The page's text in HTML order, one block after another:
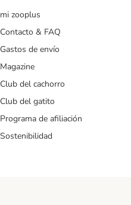
mi zooplus
Contacto & FAQ
Gastos de envío
Magazine
Club del cachorro
Club del gatito
Programa de afiliación
Sostenibilidad